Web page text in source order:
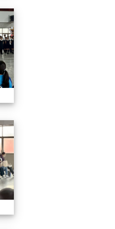
2026/01/07會考誓師活
2026/01/07會考誓師活